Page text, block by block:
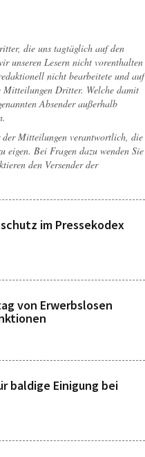
die uns tagtäglich auf den
unseren Lesern nicht vorenthalten
nicht bearbeitete und auf
Dritter. Welche damit
Absender außerhalb
Mitteilungen verantwortlich, die
eigen. Bei Fragen dazu wenden Sie
den Versender der
im Pressekodex
von Erwerbslosen
baldige Einigung bei